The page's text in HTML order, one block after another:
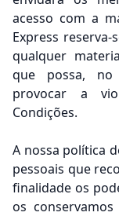
acesso com a
Express
qualquer
que possa, no
provocar a
Condições.
A nossa política
pessoais que
finalidade os
os